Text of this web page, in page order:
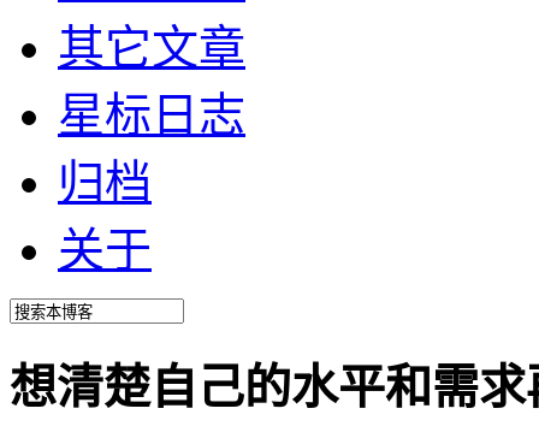
其它文章
星标日志
归档
关于
想清楚自己的水平和需